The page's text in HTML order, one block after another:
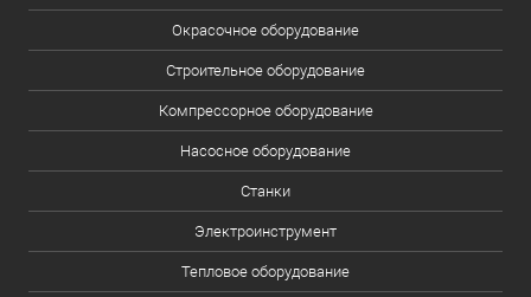
Окрасочное оборудование
Строительное оборудование
Компрессорное оборудование
Насосное оборудование
Станки
Электроинструмент
Тепловое оборудование